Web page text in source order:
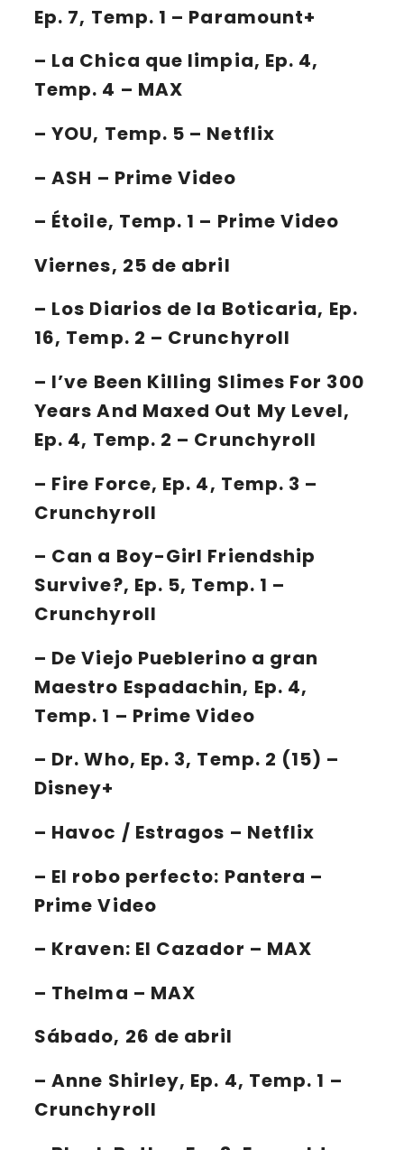
Ep. 7, Temp. 1 – Paramount+
– La Chica que limpia, Ep. 4,
Temp. 4 – MAX
– YOU, Temp. 5 – Netflix
– ASH – Prime Video
– Étoile, Temp. 1 – Prime Video
Viernes, 25 de abril
– Los Diarios de la Boticaria, Ep.
16, Temp. 2 – Crunchyroll
– I’ve Been Killing Slimes For 300
Years And Maxed Out My Level,
Ep. 4, Temp. 2 – Crunchyroll
– Fire Force, Ep. 4, Temp. 3 –
Crunchyroll
– Can a Boy-Girl Friendship
Survive?, Ep. 5, Temp. 1 –
Crunchyroll
– De Viejo Pueblerino a gran
Maestro Espadachin, Ep. 4,
Temp. 1 – Prime Video
– Dr. Who, Ep. 3, Temp. 2 (15) –
Disney+
– Havoc / Estragos – Netflix
– El robo perfecto: Pantera –
Prime Video
– Kraven: El Cazador – MAX
– Thelma – MAX
Sábado, 26 de abril
–Anne Shirley, Ep. 4, Temp. 1 –
Crunchyroll